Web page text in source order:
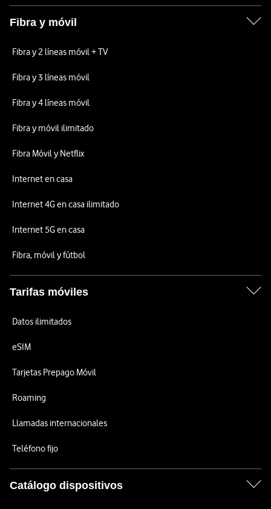
Fibra y móvil
Fibra y 2 líneas móvil + TV
Fibra y 3 líneas móvil
Fibra y 4 líneas móvil
Fibra y móvil ilimitado
Fibra Móvil y Netflix
Internet en casa
Internet 4G en casa ilimitado
Internet 5G en casa
Fibra, móvil y fútbol
Tarifas móviles
Datos ilimitados
eSIM
Tarjetas Prepago Móvil
Roaming
Llamadas internacionales
Teléfono fijo
Catálogo dispositivos